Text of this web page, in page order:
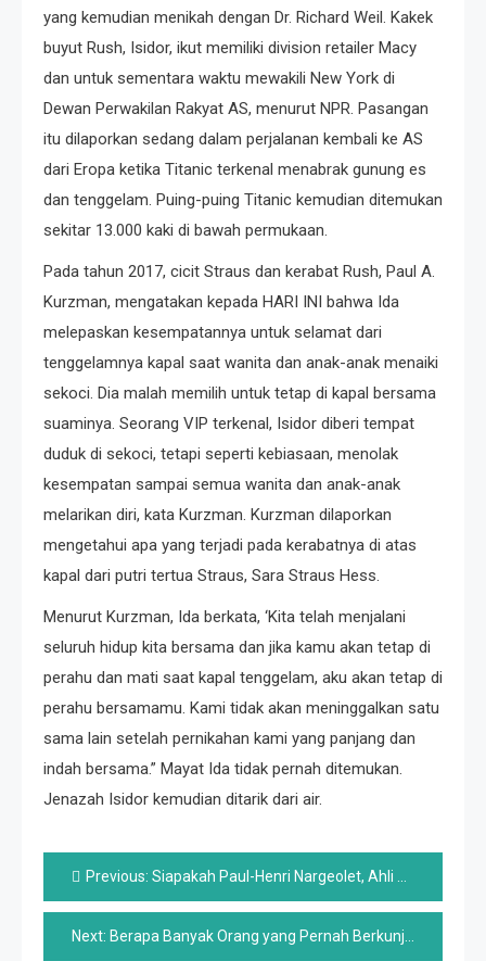
yang kemudian menikah dengan Dr. Richard Weil. Kakek
buyut Rush, Isidor, ikut memiliki division retailer Macy
dan untuk sementara waktu mewakili New York di
Dewan Perwakilan Rakyat AS, menurut NPR. Pasangan
itu dilaporkan sedang dalam perjalanan kembali ke AS
dari Eropa ketika Titanic terkenal menabrak gunung es
dan tenggelam. Puing-puing Titanic kemudian ditemukan
sekitar 13.000 kaki di bawah permukaan.
Pada tahun 2017, cicit Straus dan kerabat Rush, Paul A.
Kurzman, mengatakan kepada HARI INI bahwa Ida
melepaskan kesempatannya untuk selamat dari
tenggelamnya kapal saat wanita dan anak-anak menaiki
sekoci. Dia malah memilih untuk tetap di kapal bersama
suaminya. Seorang VIP terkenal, Isidor diberi tempat
duduk di sekoci, tetapi seperti kebiasaan, menolak
kesempatan sampai semua wanita dan anak-anak
melarikan diri, kata Kurzman. Kurzman dilaporkan
mengetahui apa yang terjadi pada kerabatnya di atas
kapal dari putri tertua Straus, Sara Straus Hess.
Menurut Kurzman, Ida berkata, ‘Kita telah menjalani
seluruh hidup kita bersama dan jika kamu akan tetap di
perahu dan mati saat kapal tenggelam, aku akan tetap di
perahu bersamamu. Kami tidak akan meninggalkan satu
sama lain setelah pernikahan kami yang panjang dan
indah bersama.” Mayat Ida tidak pernah ditemukan.
Jenazah Isidor kemudian ditarik dari air.
Post
navigation
Previous: Siapakah Paul-Henri Nargeolet, Ahli Titanic Prancis di Kapal Selam yang Hilang?
Next: Berapa Banyak Orang yang Pernah Berkunjung ke Bangkai Kapal Titanic?